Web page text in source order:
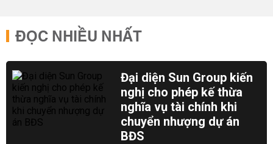
ĐỌC NHIỀU NHẤT
Đại diện Sun Group kiến
nghị cho phép kế thừa
nghĩa vụ tài chính khi
chuyển nhượng dự án
BĐS